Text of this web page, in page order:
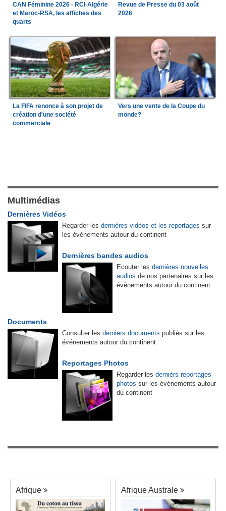
CAN Féminine 2026 - RCI-Algérie
et Maroc-RSA, les affiches des
quarts
Revue de Presse du 03 août
2026
La FIFA renonce à son projet de
création d'une société
commerciale
Vers une vente de la Coupe du
monde?
Multimédias
Dernières Vidéos
Regarder les dernières vidéos et les reportages sur
les événements autour du continent
Dernières bandes audios
Ecouter les dernières nouvelles
audios de nos partenaires sur les
événements autour du continent.
Documents
Consulter les derniers documents publiés sur les
événements autour du continent
Reportages Photos
Regarder les dernièrs reportages
photos sur les événements autour
du continent
Afrique Afrique Australe